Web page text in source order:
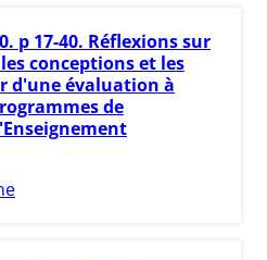
p 17-40. Réflexions sur
conceptions et les
d'une évaluation à
de